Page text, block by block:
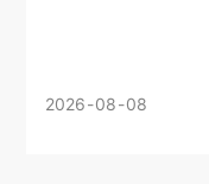
2026 08 08